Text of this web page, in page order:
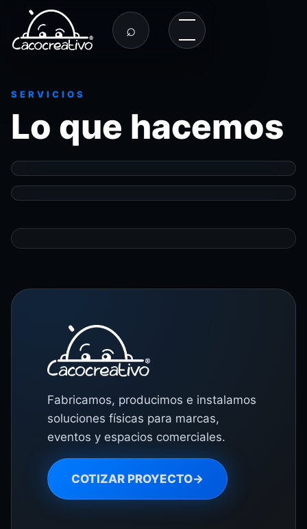
⌕
SERVICIOS
Lo que hacemos
Fabricamos, producimos e instalamos
soluciones físicas para marcas,
eventos y espacios comerciales.
COTIZAR PROYECTO→